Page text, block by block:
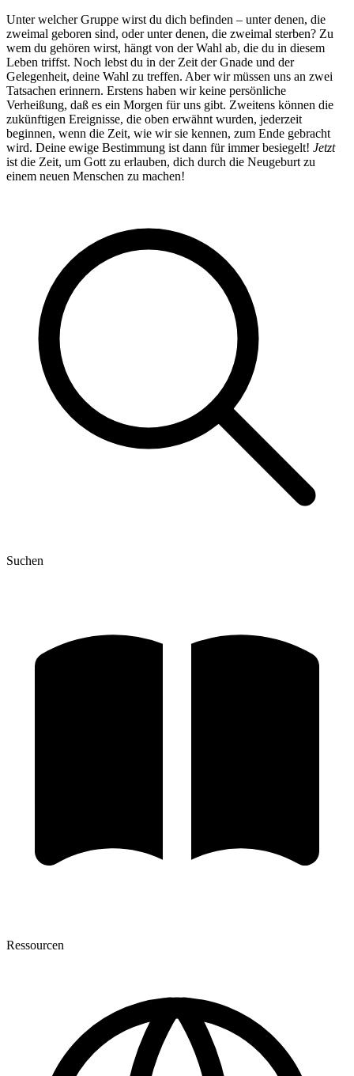
Unter welcher Gruppe wirst du dich befinden – unter denen, die
zweimal geboren sind, oder unter denen, die zweimal sterben? Zu
wem du gehören wirst, hängt von der Wahl ab, die du in diesem
Leben triffst. Noch lebst du in der Zeit der Gnade und der
Gelegenheit, deine Wahl zu treffen. Aber wir müssen uns an zwei
Tatsachen erinnern. Erstens haben wir keine persönliche
Verheißung, daß es ein Morgen für uns gibt. Zweitens können die
zukünftigen Ereignisse, die oben erwähnt wurden, jederzeit
beginnen, wenn die Zeit, wie wir sie kennen, zum Ende gebracht
wird. Deine ewige Bestimmung ist dann für immer besiegelt! Jetzt
ist die Zeit, um Gott zu erlauben, dich durch die Neugeburt zu
einem neuen Menschen zu machen!
Suchen
Ressourcen